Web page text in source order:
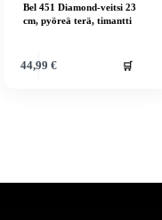
Bel 451 Diamond-veitsi 23
cm, pyöreä terä, timantti
44,99 € 🛒